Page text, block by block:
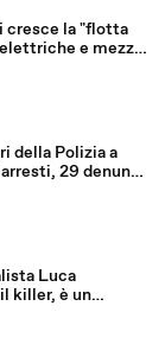
cresce la "flotta
e mezzi
isole (25.07.26)
della Polizia a
29 denunce
identificate
Luca
killer, è un